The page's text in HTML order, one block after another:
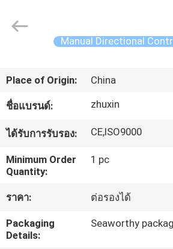
ผลิตภัณฑ์
เกี่ยว
เรา
Online
Market.
ECER
Manual Directional
Place of Origin: China
ชื่อแบรนด์: zhuxin
ได้รับการรับรอง: CE,ISO9000
Minimum Order
Quantity:
1 pc
ราคา: ต่อรองได้
Packaging
Details:
Seaworthy